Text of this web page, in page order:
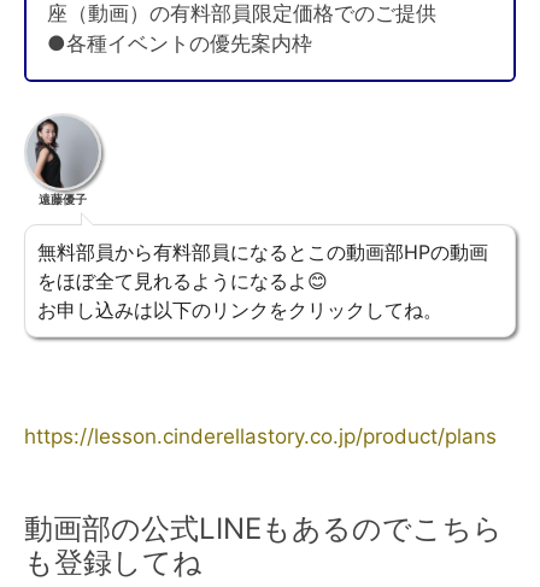
座（動画）の有料部員限定価格でのご提供
●各種イベントの優先案内枠
遠藤優子
無料部員から有料部員になるとこの動画部HPの動画
をほぼ全て見れるようになるよ😊
お申し込みは以下のリンクをクリックしてね。
https://lesson.cinderellastory.co.jp/product/plans
動画部の公式LINEもあるのでこちら
も登録してね